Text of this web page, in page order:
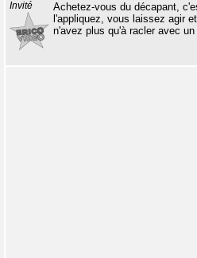
Invité
Achetez-vous du décapant,
l'appliquez, vous laissez agir
n'avez plus qu'à racler avec un